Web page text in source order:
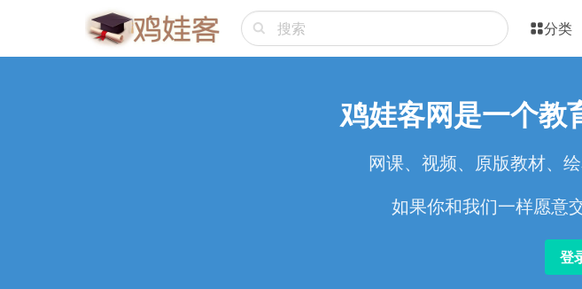
分类
鸡娃客网是一个教
网课、视频、原版教材、
如果你和我们一样愿意
登